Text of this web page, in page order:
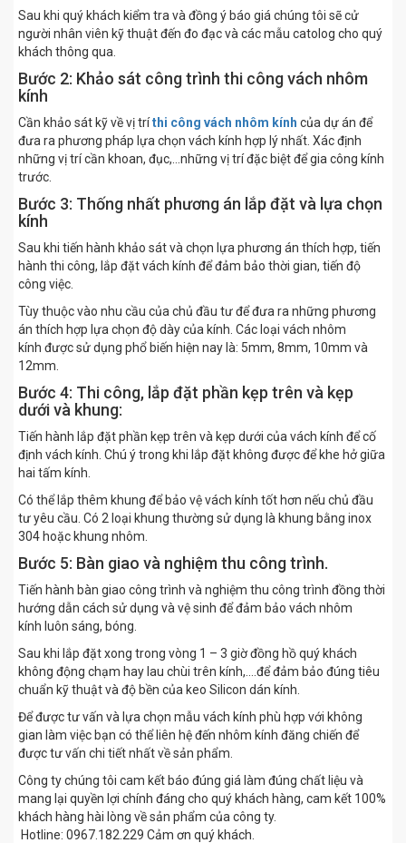
Sau khi quý khách kiểm tra và đồng ý báo giá chúng tôi sẽ cử
người nhân viên kỹ thuật đến đo đạc và các mẫu catolog cho quý
khách thông qua.
Bước 2: Khảo sát công trình thi công vách nhôm
kính
Cần khảo sát kỹ về vị tríthi công vách nhôm kính của dự án để
đưa ra phương pháp lựa chọn vách kính hợp lý nhất. Xác định
những vị trí cần khoan, đục,…những vị trí đặc biệt để gia công kính
trước.
Bước 3: Thống nhất phương án lắp đặt và lựa chọn
kính
Sau khi tiến hành khảo sát và chọn lựa phương án thích hợp, tiến
hành thi công, lắp đặt vách kính để đảm bảo thời gian, tiến độ
công việc.
Tùy thuộc vào nhu cầu của chủ đầu tư để đưa ra những phương
án thích hợp lựa chọn độ dày của kính. Các loại vách nhôm
kính được sử dụng phổ biến hiện nay là: 5mm, 8mm, 10mm và
12mm.
Bước 4: Thi công, lắp đặt phần kẹp trên và kẹp
dưới và khung:
Tiến hành lắp đặt phần kẹp trên và kẹp dưới của vách kính để cố
định vách kính. Chú ý trong khi lắp đặt không được để khe hở giữa
hai tấm kính.
Có thể lắp thêm khung để bảo vệ vách kính tốt hơn nếu chủ đầu
tư yêu cầu. Có 2 loại khung thường sử dụng là khung bằng inox
304 hoặc khung nhôm.
Bước 5: Bàn giao và nghiệm thu công trình.
Tiến hành bàn giao công trình và nghiệm thu công trình đồng thời
hướng dẫn cách sử dụng và vệ sinh để đảm bảo vách nhôm
kính luôn sáng, bóng.
Sau khi lắp đặt xong trong vòng 1 – 3 giờ đồng hồ quý khách
không động chạm hay lau chùi trên kính,….để đảm bảo đúng tiêu
chuẩn kỹ thuật và độ bền của keo Silicon dán kính.
Để được tư vấn và lựa chọn mẫu vách kính phù hợp với không
gian làm việc bạn có thể liên hệ đến nhôm kính đăng chiến để
được tư vấn chi tiết nhất về sản phẩm.
Công ty chúng tôi cam kết báo đúng giá làm đúng chất liệu và
mang lại quyền lợi chính đáng cho quý khách hàng, cam kết 100%
khách hàng hài lòng về sản phẩm của công ty.
Hotline: 0967.182.229 Cảm ơn quý khách.